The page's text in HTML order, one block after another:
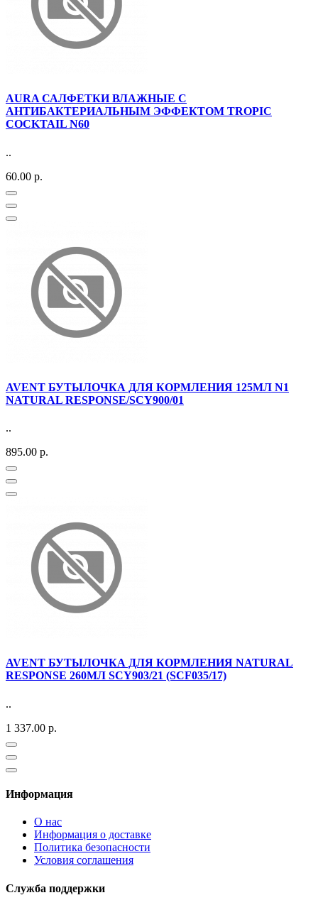
AURA САЛФЕТКИ ВЛАЖНЫЕ С
АНТИБАКТЕРИАЛЬНЫМ ЭФФЕКТОМ TROPIC
COCKTAIL N60
..
60.00 р.
AVENT БУТЫЛОЧКА ДЛЯ КОРМЛЕНИЯ 125МЛ N1
NATURAL RESPONSE/SCY900/01
..
895.00 р.
AVENT БУТЫЛОЧКА ДЛЯ КОРМЛЕНИЯ NATURAL
RESPONSE 260МЛ SCY903/21 (SCF035/17)
..
1 337.00 р.
Информация
О нас
Информация о доставке
Политика безопасности
Условия соглашения
Служба поддержки